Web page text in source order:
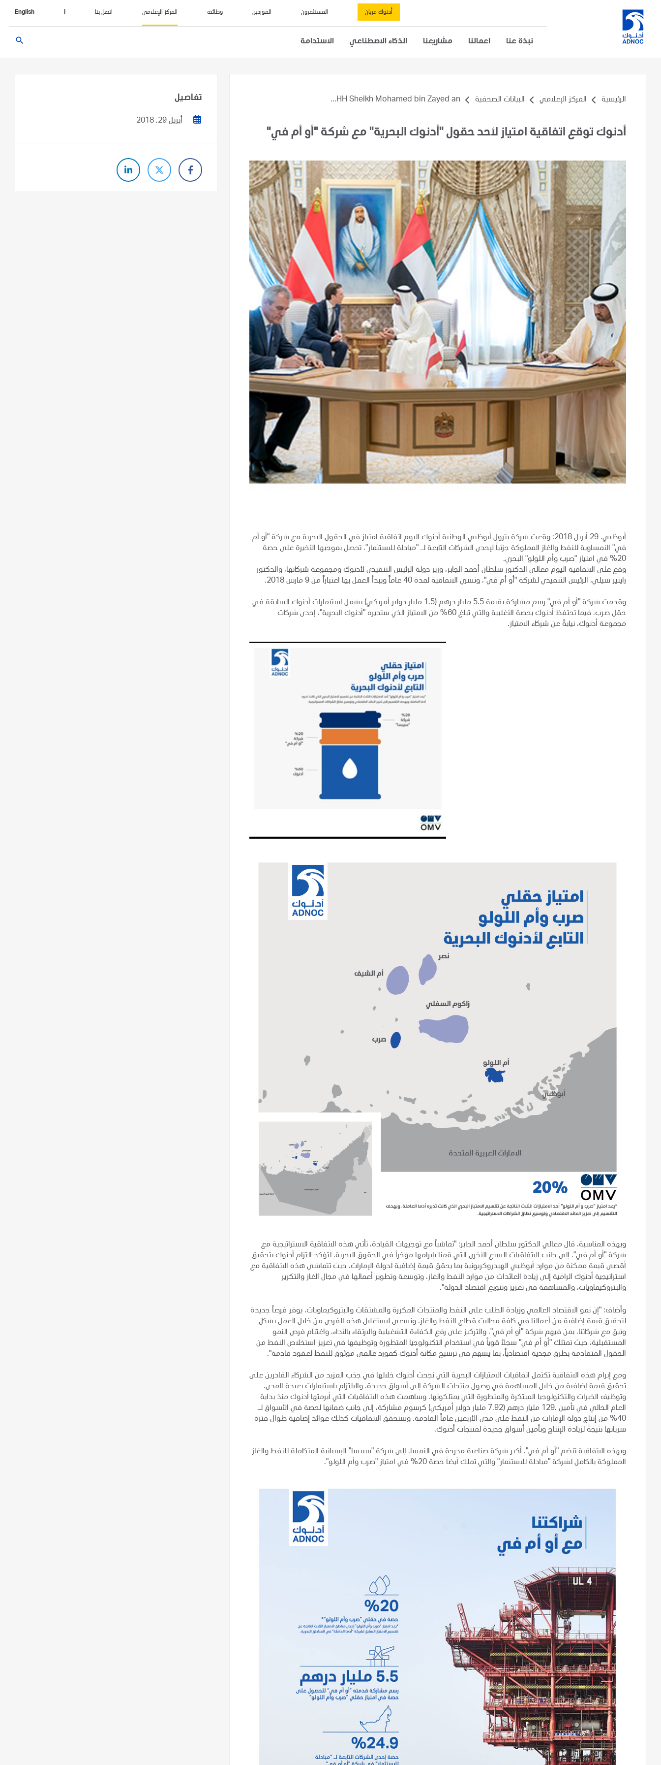
أدنوك مربان المستثمرون الموردين وظائف المركز الإعلامي اتصل بنا English
نبذة عنا اعمالنا مشاريعنا الذكاء الاصطناعي الاستدامة search
الرئيسية المركز الإعلامي البيانات الصحفية HH Sheikh Mohamed bin Zayed an...
أدنوك توقع اتفاقية امتياز لأحد حقول "أدنوك البحرية" مع شركة "أو أم في"
أبوظبي، 29 أبريل 2018: وقعت شركة بترول أبوظبي الوطنية أدنوك اليوم اتفاقية امتياز في الحقول البحرية مع شركة "أو أم
في" النمساوية للنفط والغاز المملوكة جزئياً لإحدى الشركات التابعة لـ "مبادلة للاستثمار"، تحصل بموجبها الأخيرة على حصة
20% في امتياز "صرب وأم اللولو" البحري.
وقع على الاتفاقية اليوم معالي الدكتور سلطان أحمد الجابر، وزير دولة الرئيس التنفيذي لأدنوك ومجموعة شركاتها، والدكتور
راينير سيلي، الرئيس التنفيذي لشركة "أو أم في"، وتسري الاتفاقية لمدة 40 عاماً ويبدأ العمل بها اعتباراً من 9 مارس 2018.
وقدمت شركة "أو أم في" رسم مشاركة بقيمة 5.5 مليار درهم (1.5 مليار دولار أمريكي) يشمل استثمارات أدنوك السابقة في
حقل صرب، فيما تحتفظ أدنوك بحصة الأغلبية والتي تبلغ 60% من الامتياز الذي ستديره "أدنوك البحرية"، إحدى شركات
مجموعة أدنوك، نيابةً عن شركاء الامتياز.
وبهذه المناسبة، قال معالي الدكتور سلطان أحمد الجابر: "تماشياً مع توجيهات القيادة، تأتي هذه الاتفاقية الاستراتيجية مع
شركة "أو أم في"، إلى جانب الاتفاقيات السبع الأخرى التي قمنا بإبرامها مؤخراً في الحقوق البحرية، لتؤكد التزام أدنوك بتحقيق
أقصى قيمة ممكنة من موارد أبوظبي الهيدروكربونية بما يحقق قيمة إضافية لدولة الإمارات، حيث تتماشى هذه الاتفاقية مع
استراتيجية أدنوك الرامية إلى زيادة العائدات من موارد النفط والغاز، وتوسعة وتطوير أعمالها في مجال الغاز والتكرير
والبتروكيماويات، والمساهمة في تعزيز وتنويع اقتصاد الدولة".
وأضاف: "إن نمو الاقتصاد العالمي وزيادة الطلب على النفط والمنتجات المكررة والمشتقات والبتروكيماويات، يوفر فرصاً جديدة
لتحقيق قيمة إضافية من أعمالنا في كافة مجالات قطاع النفط والغاز. ونسعى لاستغلال هذه الفرص من خلال العمل بشكل
وثيق مع شركائنا، بمن فيهم شركة "أو أم في"، والتركيز على رفع الكفاءة التشغيلية والارتقاء بالأداء، واغتنام فرص النمو
المستقبلية، حيث تمتلك "أو أم في" سجلاً قوياً في استخدام التكنولوجيا المتطورة وتوظيفها في تعزيز استخلاص النفط من
الحقول المتقادمة بطرق مجدية اقتصادياً، بما يسهم في ترسيخ مكانة أدنوك كمورد عالمي موثوق للنفط لعقود قادمة".
ومع إبرام هذه الاتفاقية تكتمل اتفاقيات الامتيازات البحرية التي نجحت أدنوك خلالها في جذب المزيد من الشركاء القادرين على
تحقيق قيمة إضافية من خلال المساهمة في وصول منتجات الشركة إلى أسواق جديدة، والالتزام باستثمارات بعيدة المدى،
وتوظيف الخبرات والتكنولوجيا المبتكرة والمتطورة التي يمتلكونها. وساهمت هذه الاتفاقيات التي أبرمتها أدنوك منذ بداية
العام الحالي في تأمين .129 مليار درهم (7.92 مليار دولار أمريكي) كرسوم مشاركة، إلى جانب ضمانها لحصة في الأسواق لـ
40% من إنتاج دولة الإمارات من النفط على مدى الأربعين عاماً القادمة. وستحقق الاتفاقيات كذلك عوائد إضافية طوال فترة
سريانها نتيجةً لزيادة الإنتاج وتأمين أسواق جديدة لمنتجات أدنوك.
وبهذه الاتفاقية تنضم "أو أم في"، أكبر شركة صناعية مدرجة في النمسا، إلى شركة "سيبسا" الإسبانية المتكاملة للنفط والغاز
المملوكة بالكامل لشركة "مبادلة للاستثمار" والتي تملك أيضاً حصة 20% في امتياز "صرب وأم اللولو".
تفاصيل
أبريل 29, 2018